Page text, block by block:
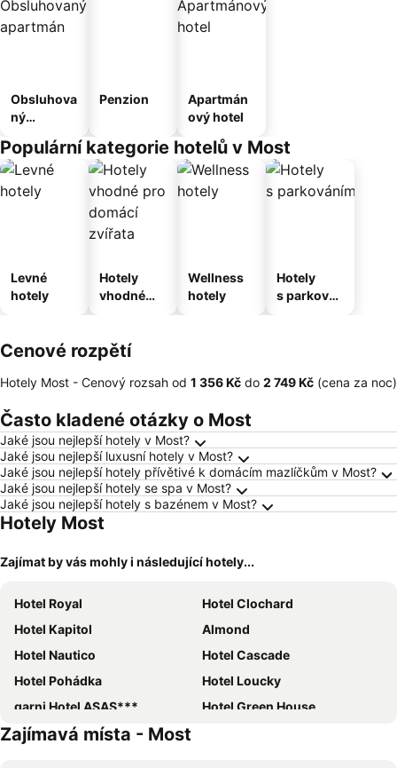
Obsluhova
ný
Penzion
Apartmán
ový hotel
Populární kategorie hotelů v Most
Levné
hotely
Hotely
vhodné
zvířata
Wellness
hotely
Hotely
s parkován
Cenové rozpětí
Hotely Most - Cenový rozsah od ‎1 356 Kč do ‎2 749 Kč (cena za noc)
Často kladené otázky o Most
Jaké jsou nejlepší hotely v Most?
Jaké jsou nejlepší luxusní hotely v Most?
Jaké jsou nejlepší hotely přívětivé k domácím mazlíčkům v Most?
Jaké jsou nejlepší hotely se spa v Most?
Jaké jsou nejlepší hotely s bazénem v Most?
Hotely Most
Zajímat by vás mohly i následující hotely...
Hotel Royal
Hotel Clochard
Hotel Kapitol
Almond
Hotel Nautico
Hotel Cascade
Hotel Pohádka
Hotel Loucky
garni Hotel ASAS***
Hotel Green House
Hotel Casanova
Zajímavá místa - Most